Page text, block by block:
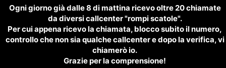
Ogni giorno già dalle 8 di mattina ricevo oltre 20 chiamate
da diversi callcenter "rompi scatole".
Per cui appena ricevo la chiamata, blocco subito il numero,
controllo che non sia qualche callcenter e dopo la verifica, vi
chiamerò io.
Grazie per la comprensione!